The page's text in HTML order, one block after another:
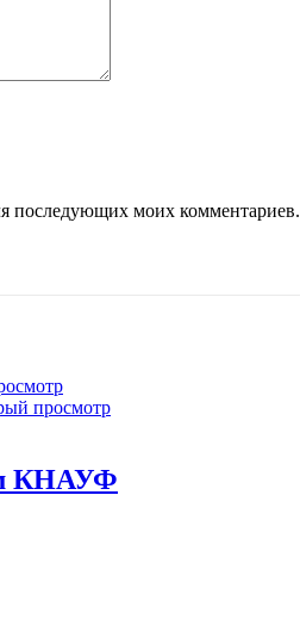
последующих моих комментариев.
просмотр
КНАУФ